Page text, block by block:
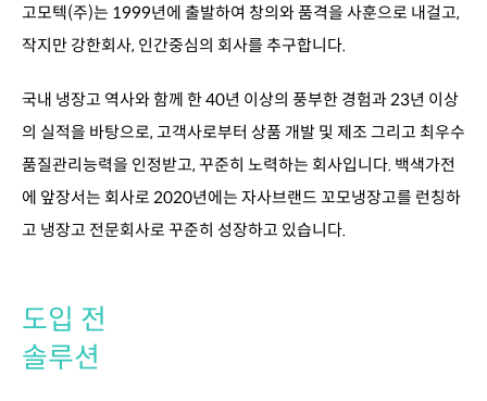
고모텍(주)는 1999년에 출발하여 창의와 품격을 사훈으로 내걸고,
작지만 강한회사, 인간중심의 회사를 추구합니다.
국내 냉장고 역사와 함께 한 40년 이상의 풍부한 경험과 23년 이상
의 실적을 바탕으로, 고객사로부터 상품 개발 및 제조 그리고 최우수
품질관리능력을 인정받고, 꾸준히 노력하는 회사입니다. 백색가전
에 앞장서는 회사로 2020년에는 자사브랜드 꼬모냉장고를 런칭하
고 냉장고 전문회사로 꾸준히 성장하고 있습니다.
도입 전
솔루션